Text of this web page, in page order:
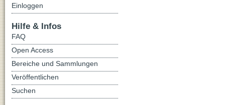
Einloggen
Hilfe & Infos
FAQ
Open Access
Bereiche und Sammlungen
Veröffentlichen
Suchen